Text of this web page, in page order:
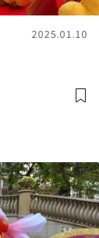
2025.01.10